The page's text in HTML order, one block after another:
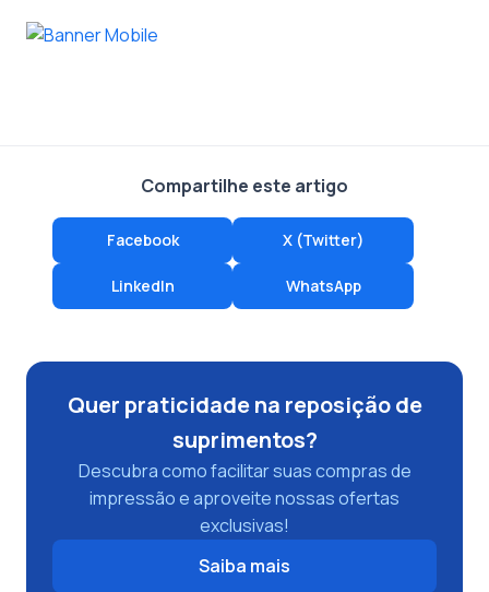
Compartilhe este artigo
Facebook X (Twitter)
LinkedIn WhatsApp
Quer praticidade na reposição de
suprimentos?
Descubra como facilitar suas compras de
impressão e aproveite nossas ofertas
exclusivas!
Saiba mais